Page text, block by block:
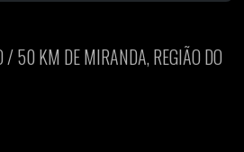
50 KM DE MIRANDA, REGIÃO DO